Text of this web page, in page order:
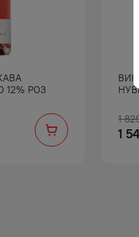
РОЗ
1
1